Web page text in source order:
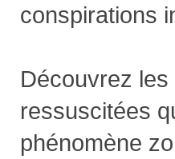
conspirations
Découvrez
ressuscitées
phénomène